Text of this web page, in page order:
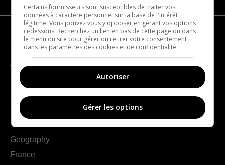
Become a partner
Contact us
About us
CATEGORIES
Geography
France
Certains fournisseurs sont susceptibles de traiter vos
données à caractère personnel sur la base de l'intérêt
légitime. Vous pouvez vous y opposer en gérant vos options
ci-dessous. Recherchez un lien en bas de cette page ou dans
le menu du site pour gérer ou retirer votre consentement
dans les paramètres des cookies et de confidentialité.
Autoriser
Gérer les options